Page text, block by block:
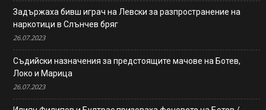
Задържаха бивш играч на Левски за разпространение на
наркотици в Слънчев бряг
26.07.2023
Съдийски назначения за предстоящите мачове на Ботев,
Локо и Марица
26.07.2023